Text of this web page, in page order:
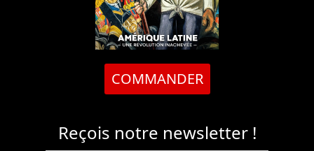
COMMANDER
Reçois notre newsletter !